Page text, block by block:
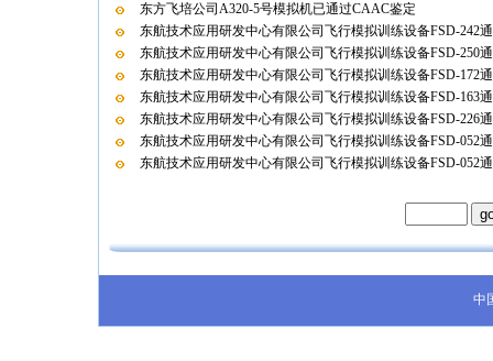
东方飞培公司A320-5号模拟机已通过CAAC鉴定
东航技术应用研发中心有限公司飞行模拟训练设备FSD-242
东航技术应用研发中心有限公司飞行模拟训练设备FSD-250
东航技术应用研发中心有限公司飞行模拟训练设备FSD-172
东航技术应用研发中心有限公司飞行模拟训练设备FSD-163
东航技术应用研发中心有限公司飞行模拟训练设备FSD-226
东航技术应用研发中心有限公司飞行模拟训练设备FSD-052
东航技术应用研发中心有限公司飞行模拟训练设备FSD-052
中